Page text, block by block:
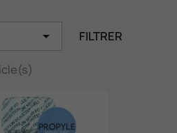
 FILTRER